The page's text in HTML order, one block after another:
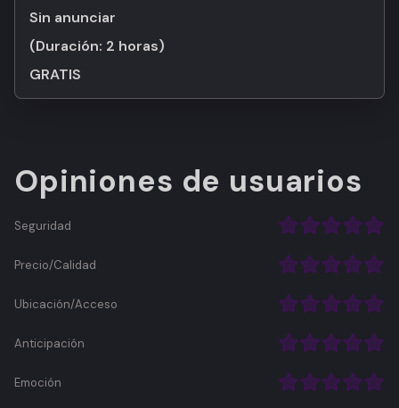
Sin anunciar
(Duración: 2 horas)
GRATIS
Opiniones de usuarios
Seguridad
Precio/Calidad
Ubicación/Acceso
Anticipación
Emoción